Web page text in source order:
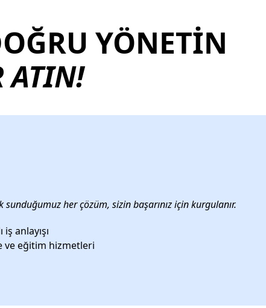
YÖNETİN
ATIN!
her çözüm, sizin başarınız için kurgulanır.
anlayışı
ve eğitim hizmetleri